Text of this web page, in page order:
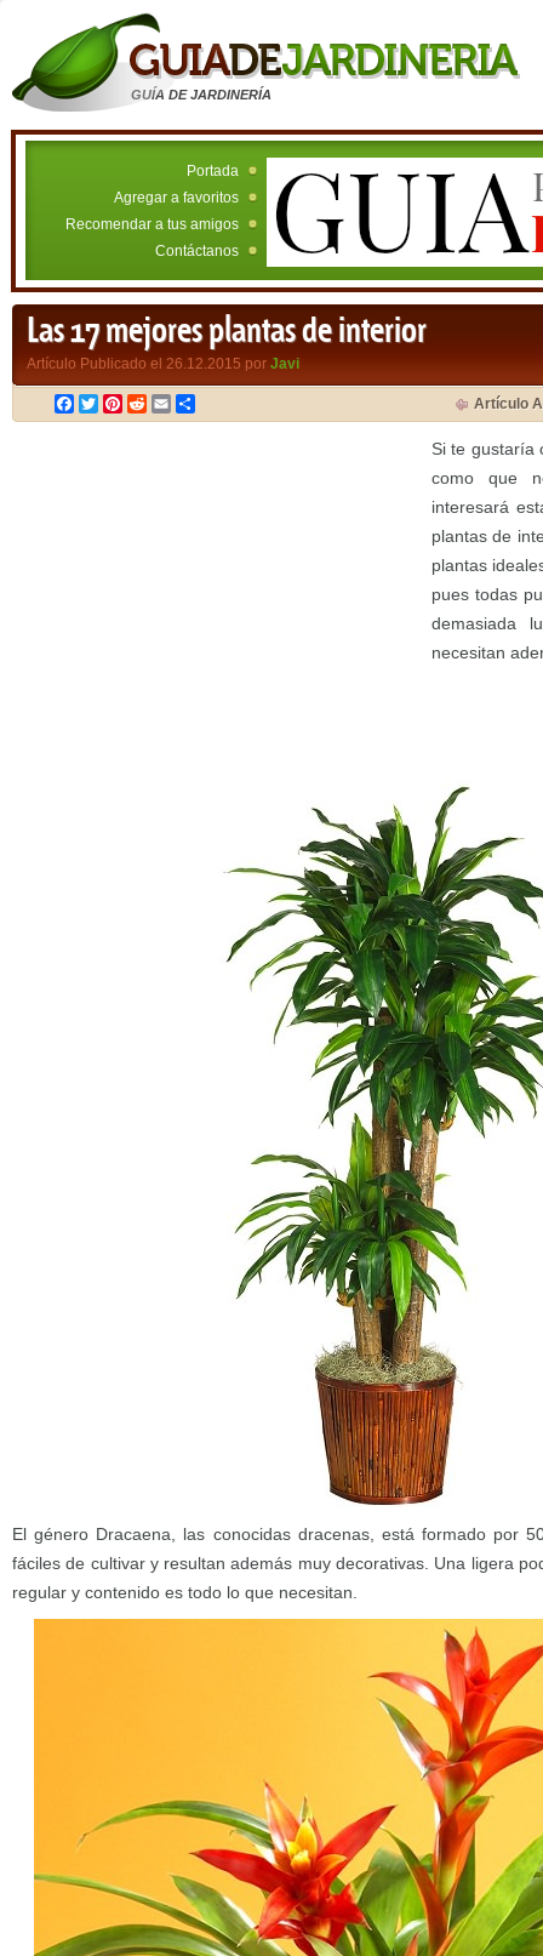
GUÍA DE JARDINERÍA
Portada
Agregar a favoritos
Recomendar a tus amigos
Contáctanos
Las 17 mejores plantas de interior
Artículo Publicado el 26.12.2015 por Javi
Facebook
TwitterPinterest
RedditEmail Artículo
Si te gustaría
como que
interesará
plantas de
plantas
pues todas
demasiada
necesitan
El género Dracaena, las conocidas dracenas, está formado por
fáciles de cultivar y resultan además muy decorativas. Una ligera
regular y contenido es todo lo que necesitan.